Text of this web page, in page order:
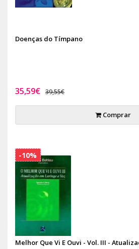
Doenças do Tímpano
35,59€ 39,55€
Comprar
Melhor Que Vi E Ouvi - Vol. III -
-10%